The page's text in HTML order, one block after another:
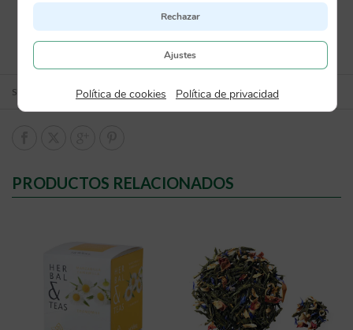
SKU:
PRODUCTOS RELACIONADOS
Rechazar
Ajustes
Política de cookies Política de privacidad